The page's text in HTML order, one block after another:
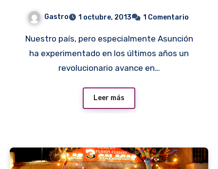
Gastro 1 octubre, 2013 1 Comentario
Nuestro país, pero especialmente Asunción
ha experimentado en los últimos años un
revolucionario avance en…
Leer más